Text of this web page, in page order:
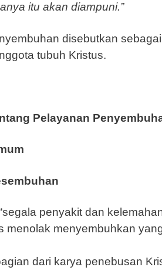
itu akan diampuni.”
disebutkan
tubuh Kristus.
Pelayanan
penyakit dan
menolak menyembuhkan
dari karya penebusan